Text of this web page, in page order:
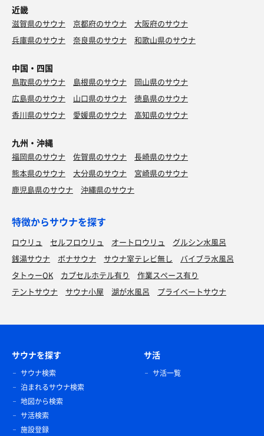
近畿
滋賀県のサウナ 京都府のサウナ
大阪府のサウナ
兵庫県のサウナ
奈良県のサウナ 和歌山県のサウナ
中国・四国
鳥取県のサウナ 島根県のサウナ
岡山県のサウナ
広島県のサウナ
山口県のサウナ
徳島県のサウナ
香川県のサウナ
愛媛県のサウナ 高知県のサウナ
九州・沖縄
福岡県のサウナ 佐賀県のサウナ
長崎県のサウナ
熊本県のサウナ
大分県のサウナ
宮崎県のサウナ
鹿児島県のサウナ
沖縄県のサウナ
特徴からサウナを探す
ロウリュ セルフロウリュ オートロウリュ
グルシン水風呂
銭湯サウナ
ボナサウナ サウナ室テレビ無し
バイブラ水風呂
タトゥーOK
カプセルホテル有り
作業スペース有り
テントサウナ
サウナ小屋 湖が水風呂 プライベートサウナ
サウナを探す
サウナ検索
泊まれるサウナ検索
地図から検索
サ活検索
施設登録
サ活
サ活一覧